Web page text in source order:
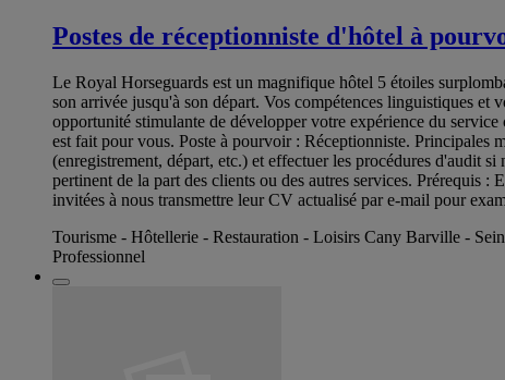
Postes de réceptionniste d'hôtel à
Le Royal Horseguards est un magnifique hôtel 5 étoiles
son arrivée jusqu'à son départ. Vos compétences linguistiques
opportunité stimulante de développer votre expérience du
est fait pour vous. Poste à pourvoir : Réceptionniste. Principales
(enregistrement, départ, etc.) et effectuer les procédures d'audit
pertinent de la part des clients ou des autres services. Prérequis
invitées à nous transmettre leur CV actualisé par e-mail pour
Tourisme - Hôtellerie - Restauration - Loisirs Cany Barville -
Professionnel